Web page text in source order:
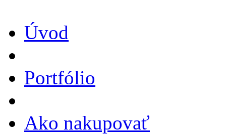
Úvod
Portfólio
Ako nakupovať